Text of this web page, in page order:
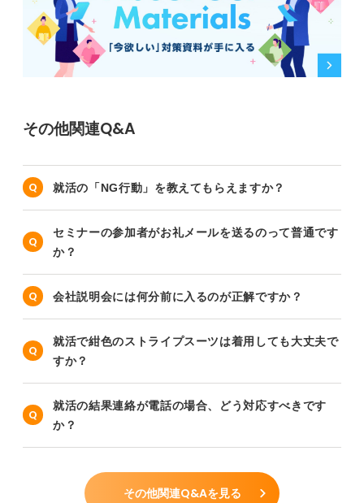
その他関連Q&A
就活の「NG行動」を教えてもらえますか？
セミナーの参加者がお礼メールを送るのって普通です
か？
会社説明会には何分前に入るのが正解ですか？
就活で紺色のストライプスーツは着用しても大丈夫で
すか？
就活の結果連絡が電話の場合、どう対応すべきです
か？
その他関連Q&Aを見る